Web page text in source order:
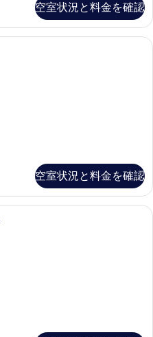
空室状況と料金を確認
防音設備、WiFi (無料)、客室ごとに
空室状況と料金を確認
防音設備、WiFi (無料)、客室ごとに